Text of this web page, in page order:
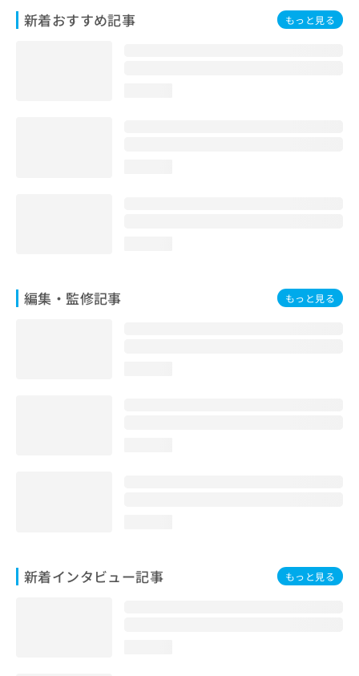
新着おすすめ記事 もっと見る
編集・監修記事 もっと見る
新着インタビュー記事 もっと見る
お
問